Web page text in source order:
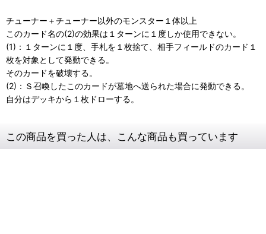
チューナー＋チューナー以外のモンスター１体以上
このカード名の(2)の効果は１ターンに１度しか使用できない。
(1)：１ターンに１度、手札を１枚捨て、相手フィールドのカード１
枚を対象として発動できる。
そのカードを破壊する。
(2)：Ｓ召喚したこのカードが墓地へ送られた場合に発動できる。
自分はデッキから１枚ドローする。
この商品を買った人は、こんな商品も買っています